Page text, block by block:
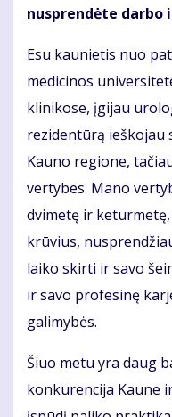
nusprendėte
Esu kaunietis nuo
medicinos
klinikose, įgijau
rezidentūrą ieškojau
Kauno regione,
vertybes. Mano
dvimetę ir
krūvius,
laiko skirti ir savo
ir savo profesinę
galimybės.
Šiuo metu yra daug
konkurencija Kaune